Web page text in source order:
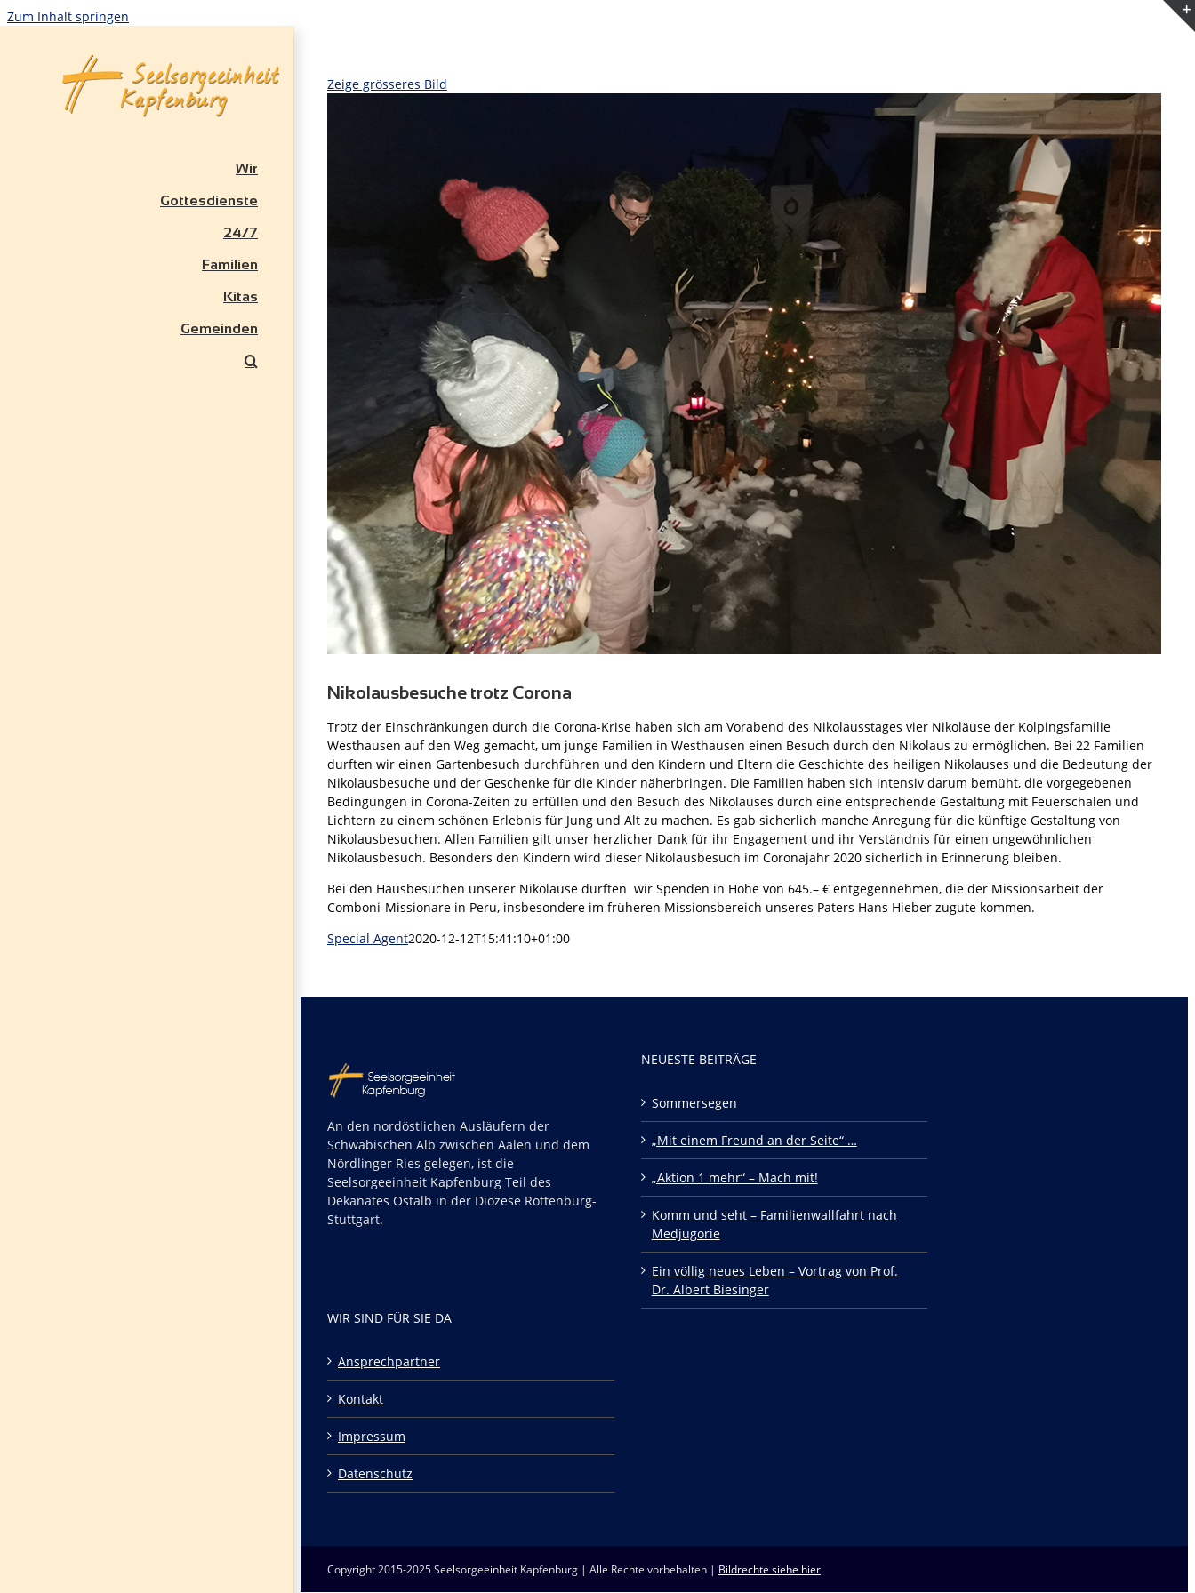
Zum Inhalt springen
Wir
Gottesdienste
24/7
Familien
Kitas
Gemeinden
Zeige grösseres Bild
Nikolausbesuche trotz Corona
Trotz der Einschränkungen durch die Corona-Krise haben sich am Vorabend des Nikolausstages vier Nikoläuse der Kolpingsfamilie
Westhausen auf den Weg gemacht, um junge Familien in Westhausen einen Besuch durch den Nikolaus zu ermöglichen. Bei 22 Familien
durften wir einen Gartenbesuch durchführen und den Kindern und Eltern die Geschichte des heiligen Nikolauses und die Bedeutung der
Nikolausbesuche und der Geschenke für die Kinder näherbringen. Die Familien haben sich intensiv darum bemüht, die vorgegebenen
Bedingungen in Corona-Zeiten zu erfüllen und den Besuch des Nikolauses durch eine entsprechende Gestaltung mit Feuerschalen und
Lichtern zu einem schönen Erlebnis für Jung und Alt zu machen. Es gab sicherlich manche Anregung für die künftige Gestaltung von
Nikolausbesuchen. Allen Familien gilt unser herzlicher Dank für ihr Engagement und ihr Verständnis für einen ungewöhnlichen
Nikolausbesuch. Besonders den Kindern wird dieser Nikolausbesuch im Coronajahr 2020 sicherlich in Erinnerung bleiben.
Bei den Hausbesuchen unserer Nikolause durften wir Spenden in Höhe von 645.– € entgegennehmen, die der Missionsarbeit der
Comboni-Missionare in Peru, insbesondere im früheren Missionsbereich unseres Paters Hans Hieber zugute kommen.
Special Agent2020-12-12T15:41:10+01:00
An den nordöstlichen Ausläufern der
Schwäbischen Alb zwischen Aalen und dem
Nördlinger Ries gelegen, ist die
Seelsorgeeinheit Kapfenburg Teil des
Dekanates Ostalb in der Diözese Rottenburg-
Stuttgart.
NEUESTE BEITRÄGE
Sommersegen
„Mit einem Freund an der Seite“ …
„Aktion 1 mehr“ – Mach mit!
Komm und seht – Familienwallfahrt nach
Medjugorie
Ein völlig neues Leben – Vortrag von Prof.
Dr. Albert Biesinger
WIR SIND FÜR SIE DA
Ansprechpartner
Kontakt
Impressum
Datenschutz
Copyright 2015-2025 Seelsorgeeinheit Kapfenburg | Alle Rechte vorbehalten | Bildrechte siehe hier